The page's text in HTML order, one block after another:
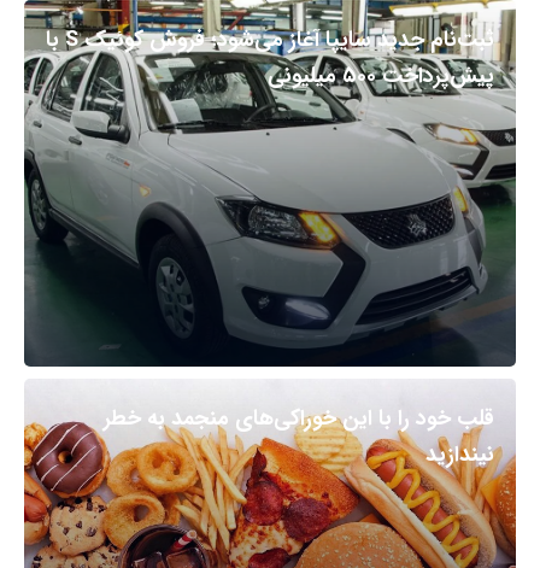
ثبت‌نام جدید سایپا آغاز می‌شود؛ فروش کوئیک S با
پیش‌پرداخت ۵۰۰ میلیونی
قلب خود را با این خوراکی‌های منجمد به خطر
نیندازید